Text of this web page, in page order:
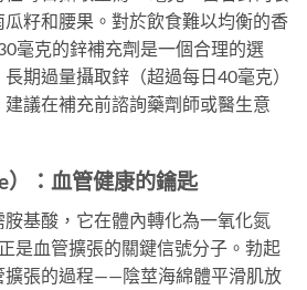
籽和腰果。對於飲食難以均衡的香
毫克的鋅補充劑是一個合理的選
期過量攝取鋅（超過每日40毫克）
議在補充前諮詢藥劑師或醫生意
）：血管健康的鑰匙
基酸，它在體內轉化為一氧化氮
是血管擴張的關鍵信號分子。勃起
擴張的過程——陰莖海綿體平滑肌放